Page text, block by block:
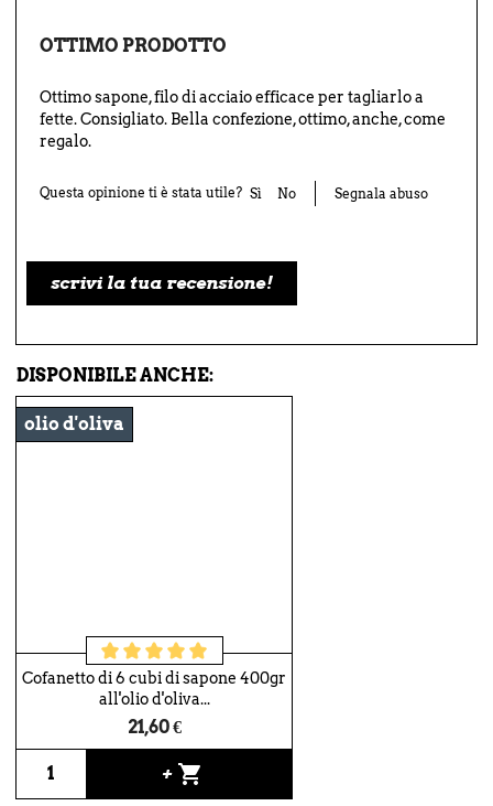
OTTIMO PRODOTTO
Ottimo sapone, filo di acciaio efficace per tagliarlo a
fette. Consigliato. Bella confezione, ottimo, anche, come
regalo.
Questa opinione ti è stata utile? Sì No Segnala abuso
scrivi la tua recensione!
DISPONIBILE ANCHE:
Cofanetto di 6 cubi di sapone 400gr
all'olio d'oliva...
21,60 €
+ shopping_cart
olio d'oliva